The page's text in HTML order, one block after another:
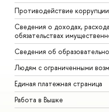
Противодействие коррупции
Сведения о доходах,
обязательствах
Сведения об
Людям с ограниченными
Единая платежная страница
Работа в Вышке